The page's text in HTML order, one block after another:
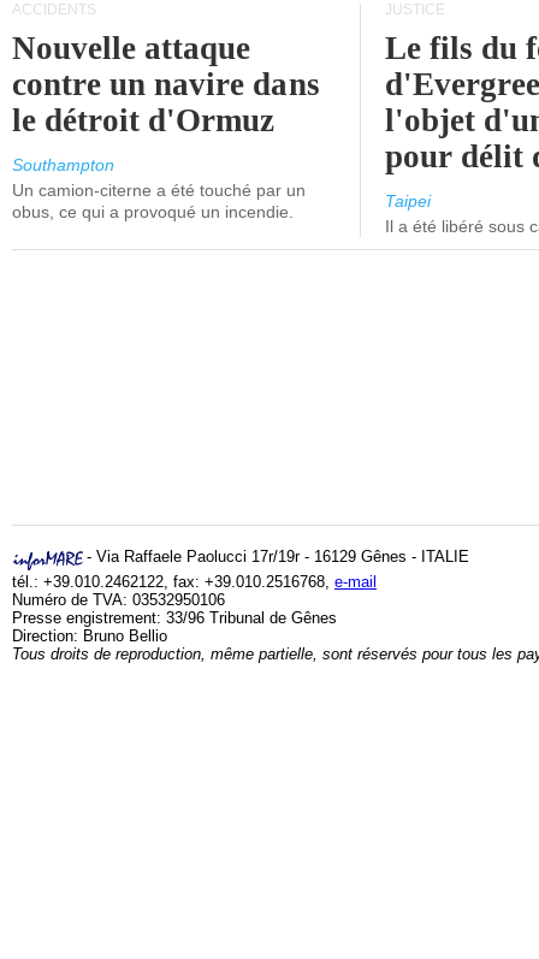
ACCIDENTS
Nouvelle attaque
contre un navire dans
le détroit d'Ormuz
Southampton
Un camion-citerne a été touché par un
obus, ce qui a provoqué un incendie.
JUSTICE
Le fils du
l'objet
pour délit
Taipei
Il a été libéré sous
- Via Raffaele Paolucci 17r/19r - 16129 Gênes - ITALIE
tél.: +39.010.2462122, fax: +39.010.2516768, e-mail
Numéro de TVA: 03532950106
Presse engistrement: 33/96 Tribunal de Gênes
Direction: Bruno Bellio
Tous droits de reproduction, même partielle, sont réservés pour tous les